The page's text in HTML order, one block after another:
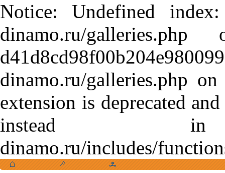
Notice: Undefined
dinamo.ru/
dinamo.ru/galleries.php
extension is deprecated
instead in /var/
dinamo.ru/includes/